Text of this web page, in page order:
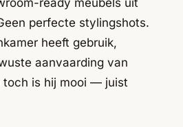
Mediterraans
Modern
Landelijk
ready meubels uit
perfecte stylingshots.
heeft gebruik,
aanvaarding van
toch is hij mooi — juist